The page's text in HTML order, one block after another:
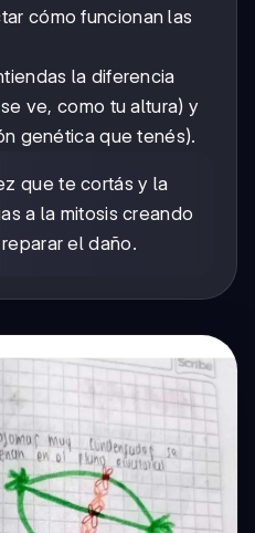
cómo funcionan las
la diferencia
ve, como tu altura) y
genética que tenés).
que te cortás y la
a la mitosis creando
el daño.